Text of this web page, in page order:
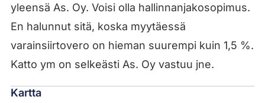
yleensä As. Oy. Voisi olla hallinnanjakosopimus.
En halunnut sitä, koska myytäessä
varainsiirtovero on hieman suurempi kuin 1,5 %.
Katto ym on selkeästi As. Oy vastuu jne.
Kartta